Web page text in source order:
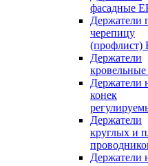
фасадные
Держатели
черепицу
(профлист)
Держатели
Держатели
конек
Держатели
круглых и
Держатели